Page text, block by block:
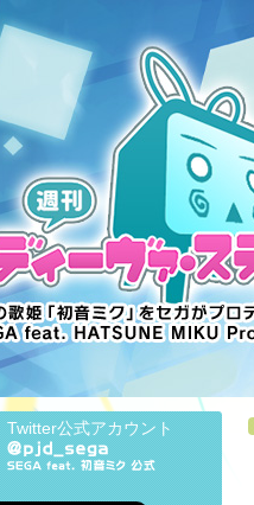
Twitter公式アカウント